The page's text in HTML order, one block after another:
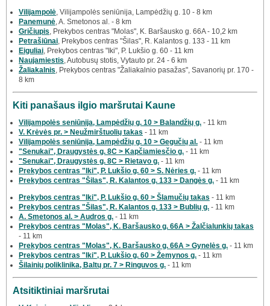
Vilijampolė , Vilijampolės seniūnija, Lampėdžių g. 10 - 8 km
Panemunė , A. Smetonos al. - 8 km
Gričiupis , Prekybos centras "Molas", K. Baršausko g. 66A - 10,2 km
Petrašiūnai , Prekybos centras "Šilas", R. Kalantos g. 133 - 11 km
Eiguliai , Prekybos centras "Iki", P. Lukšio g. 60 - 11 km
Naujamiestis , Autobusų stotis, Vytauto pr. 24 - 6 km
Žaliakalnis , Prekybos centras "Žaliakalnio pasažas", Savanorių pr. 170 -
8 km
Kiti panašaus ilgio maršrutai Kaune
Vilijampolės seniūnija, Lampėdžių g. 10 > Balandžių g. - 11 km
V. Krėvės pr. > Neužmirštuolių takas - 11 km
Vilijampolės seniūnija, Lampėdžių g. 10 > Gegučių al. - 11 km
"Senukai", Draugystės g. 8C > Kapčiamiesčio g. - 11 km
"Senukai", Draugystės g. 8C > Rietavo g. - 11 km
Prekybos centras "Iki", P. Lukšio g. 60 > S. Nėries g. - 11 km
Prekybos centras "Šilas", R. Kalantos g. 133 > Dangės g. - 11 km
Prekybos centras "Iki", P. Lukšio g. 60 > Šlamučių takas - 11 km
Prekybos centras "Šilas", R. Kalantos g. 133 > Bublių g. - 11 km
A. Smetonos al. > Audros g. - 11 km
Prekybos centras "Molas", K. Baršausko g. 66A > Žalčialunkių takas
- 11 km
Prekybos centras "Molas", K. Baršausko g. 66A > Gynelės g. - 11 km
Prekybos centras "Iki", P. Lukšio g. 60 > Žemynos g. - 11 km
Šilainių poliklinika, Baltų pr. 7 > Ringuvos g. - 11 km
Atsitiktiniai maršrutai